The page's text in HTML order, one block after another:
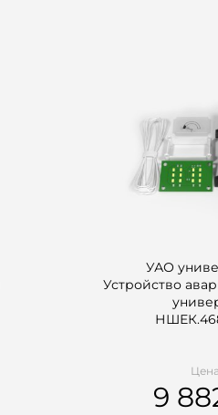
УАО
Устройство
9